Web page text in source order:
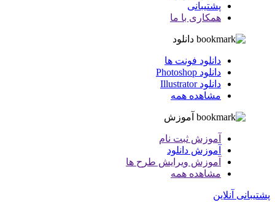
پشتیبانی
همکاری با ما
دانلود
دانلود فونت ها
دانلود Photoshop
دانلود Illustrator
مشاهده همه
آموزش
آموزش ثبت نام
آموزش دانلود
آموزش ویرایش طرح ها
مشاهده همه
پشتیبانی آنلاین